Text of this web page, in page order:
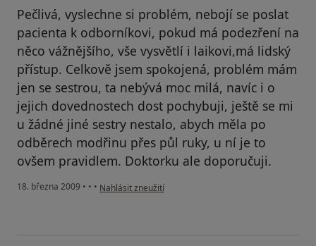
Pečlivá, vyslechne si problém, nebojí se poslat
pacienta k odborníkovi, pokud má podezření na
něco vážnějšího, vše vysvětlí i laikovi,má lidský
přístup. Celkově jsem spokojená, problém mám
jen se sestrou, ta nebývá moc milá, navíc i o
jejich dovednostech dost pochybuji, ještě se mi
u žádné jiné sestry nestalo, abych měla po
odběrech modřinu přes půl ruky, u ní je to
ovšem pravidlem. Doktorku ale doporučuji.
18. března 2009 • • • podle názoru uživatele Tereza
Nahlásit zneužití